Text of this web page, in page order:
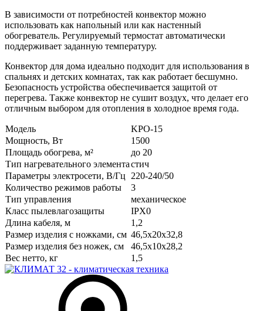
В зависимости от потребностей конвектор можно
использовать как напольный или как настенный
обогреватель. Регулируемый термостат автоматически
поддерживает заданную температуру.
Конвектор для дома идеально подходит для использования в
спальнях и детских комнатах, так как работает бесшумно.
Безопасность устройства обеспечивается защитой от
перегрева. Также конвектор не сушит воздух, что делает его
отличным выбором для отопления в холодное время года.
Модель
KPO-15
Мощность, Вт
1500
Площадь обогрева, м²
до 20
Тип нагревательного элементастич
Параметры электросети, В/Гц
220-240/50
Количество режимов работы
3
Тип управления
механическое
Класс пылевлагозащиты
IPX0
Длина кабеля, м
1,2
Размер изделия с ножками, см 46,5x20x32,8
Размер изделия без ножек, см
46,5x10x28,2
Вес нетто, кг
1,5